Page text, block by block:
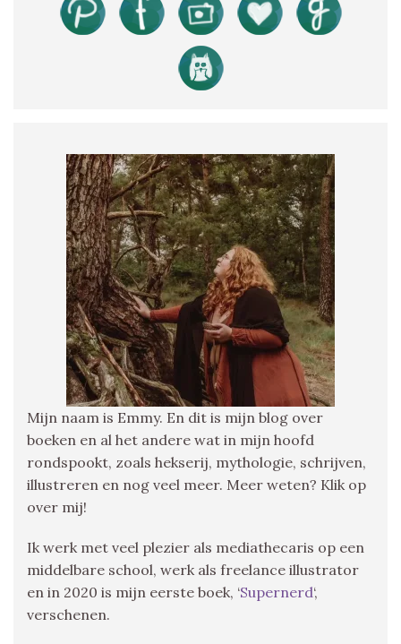
Mijn naam is Emmy. En dit is mijn blog over
boeken en al het andere wat in mijn hoofd
rondspookt, zoals hekserij, mythologie, schrijven,
illustreren en nog veel meer. Meer weten? Klik op
over mij!
Ik werk met veel plezier als mediathecaris op een
middelbare school, werk als freelance illustrator
en in 2020 is mijn eerste boek, ‘Supernerd‘,
verschenen.